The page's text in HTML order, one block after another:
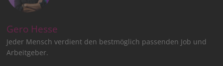
Gero Hesse
Jeder Mensch verdient den bestmöglich passenden Job und
Arbeitgeber.